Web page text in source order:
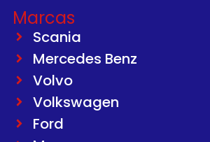
Marcas
Scania
Mercedes Benz
Volvo
Volkswagen
Ford